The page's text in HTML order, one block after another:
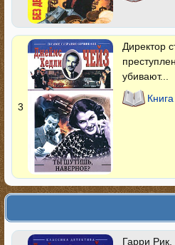
3
Директор
убивают...
Гарри